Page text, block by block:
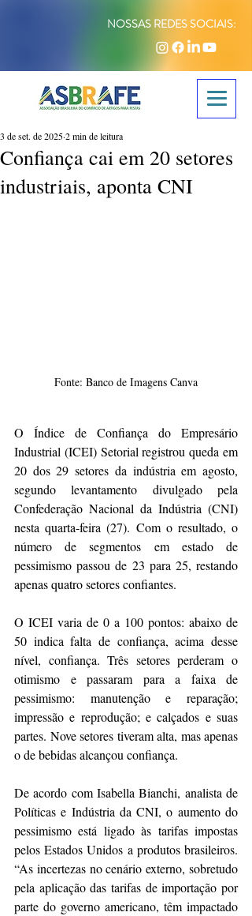
NOSSAS REDES SOCIAIS:
Confiança cai em 20 setores
industriais, aponta CNI
3 de set. de 20252 min de leitura
Fonte: Banco de Imagens Canva
O Índice de Confiança do Empresário
Industrial (ICEI) Setorial registrou queda em
20 dos 29 setores da indústria em agosto,
segundo levantamento divulgado pela
Confederação Nacional da Indústria (CNI)
nesta quarta-feira (27). Com o resultado, o
número de segmentos em estado de
pessimismo passou de 23 para 25, restando
apenas quatro setores confiantes.
O ICEI varia de 0 a 100 pontos: abaixo de
50 indica falta de confiança, acima desse
nível, confiança. Três setores perderam o
otimismo e passaram para a faixa de
pessimismo: manutenção e reparação;
impressão e reprodução; e calçados e suas
partes. Nove setores tiveram alta, mas apenas
o de bebidas alcançou confiança.
De acordo com Isabella Bianchi, analista de
Políticas e Indústria da CNI, o aumento do
pessimismo está ligado às tarifas impostas
pelos Estados Unidos a produtos brasileiros.
“As incertezas no cenário externo, sobretudo
pela aplicação das tarifas de importação por
parte do governo americano, têm impactado